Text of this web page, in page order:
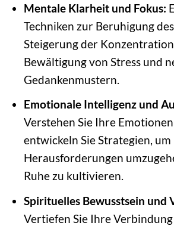
Mentale Klarheit und Fokus:
Techniken zur Beruhigung
Steigerung der
Bewältigung von Stress und
Gedankenmustern.
Emotionale Intelligenz und
Verstehen Sie Ihre
entwickeln Sie Strategien,
Herausforderungen
Ruhe zu kultivieren.
Spirituelles Bewusstsein und
Vertiefen Sie Ihre